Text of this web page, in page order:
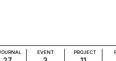
EVENT PROJECT